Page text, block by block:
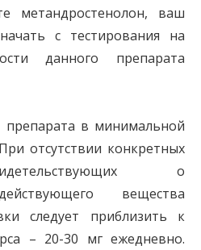
метандростенолон, ваш
с тестирования на
данного препарата
препарата в минимальной
отсутствии конкретных
о
вещества
следует приблизить к
– 20-30 мг ежедневно.